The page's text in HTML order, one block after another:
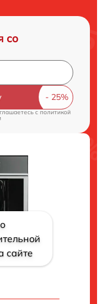
со
cполитикой
сайте